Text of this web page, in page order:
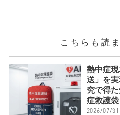
こちらも読
熱中症
送」を
究で得
症救護袋
2026/07/31